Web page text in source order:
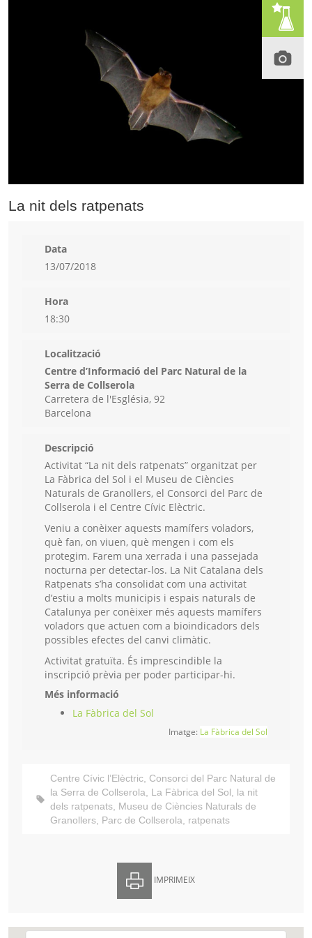
La nit dels ratpenats
Data
13/07/2018
Hora
18:30
Localització
Centre d’Informació del Parc Natural de la
Serra de Collserola
Carretera de l'Església, 92
Barcelona
Descripció
Activitat “La nit dels ratpenats” organitzat per
La Fàbrica del Sol i el Museu de Ciències
Naturals de Granollers, el Consorci del Parc de
Collserola i el Centre Cívic Elèctric.
Veniu a conèixer aquests mamífers voladors,
què fan, on viuen, què mengen i com els
protegim. Farem una xerrada i una passejada
nocturna per detectar-los. La Nit Catalana dels
Ratpenats s’ha consolidat com una activitat
d’estiu a molts municipis i espais naturals de
Catalunya per conèixer més aquests mamífers
voladors que actuen com a bioindicadors dels
possibles efectes del canvi climàtic.
Activitat gratuïta. És imprescindible la
inscripció prèvia per poder participar-hi.
Més informació
La Fàbrica del Sol
Imatge: La Fàbrica del Sol
Centre Cívic l’Elèctric, Consorci del Parc Natural de
la Serra de Collserola, La Fàbrica del Sol, la nit
dels ratpenats, Museu de Ciències Naturals de
Granollers, Parc de Collserola, ratpenats
IMPRIMEIX